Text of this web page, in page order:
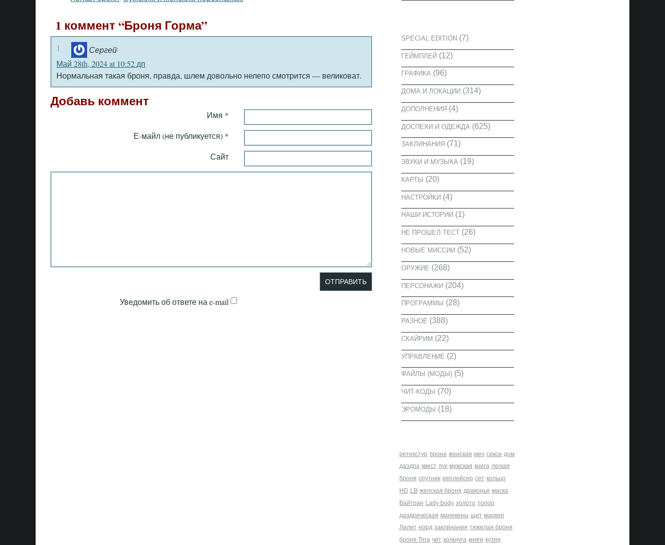
1 коммент “Броня Горма”
1 Сергей:
Май 28th, 2024 at 10:52 дп
Нормальная такая броня, правда, шлем довольно нелепо смотрится — великоват.
Добавь коммент
Имя *
Е-майл (не публикуется) *
Сайт
Уведомить об ответе на e-mail
SPECIAL EDITION(7)
ГЕЙМПЛЕЙ(12)
ГРАФИКА (96)
ДОМА И ЛОКАЦИИ(314)
ДОПОЛНЕНИЯ(4)
ДОСПЕХИ И ОДЕЖДА (625)
ЗАКЛИНАНИЯ(71)
ЗВУКИ И МУЗЫКА (19)
КАРТЫ (20)
НАСТРОЙКИ(4)
НАШИ ИСТОРИИ(1)
НЕ ПРОШЕЛ ТЕСТ(26)
НОВЫЕ МИССИИ(52)
ОРУЖИЕ (268)
ПЕРСОНАЖИ(204)
ПРОГРАММЫ (28)
РАЗНОЕ (388)
СКАЙРИМ (22)
УПРАВЛЕНИЕ (2)
ФАЙЛЫ (МОДЫ)(5)
ЧИТ-КОДЫ (70)
ЭРОМОДЫ (18)
ретекстур броня женская меч секси дом
даэдра квест лук мужская книга легкая
броня спутник реплейсер сет кольцо
HD LB женская броня драконья маска
Вайтран Lady body золото топор
даэдрическая манекены щит маркер
Лилит норд заклинания тяжелая броня
броня Tera чит кольчуга книги кузня